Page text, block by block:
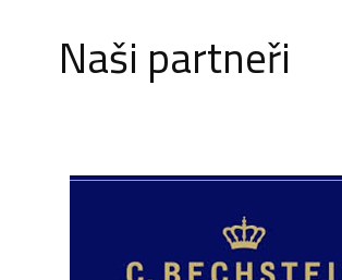
Naši partneři